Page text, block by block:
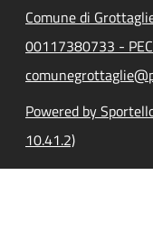
Comune di
00117380733 -
Powered by
10.41.2)